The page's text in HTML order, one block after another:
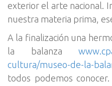
exterior el arte nacional.
nuestra materia prima,
A la finalización una
la balanza
cultura/museo-de-la-
todos podemos